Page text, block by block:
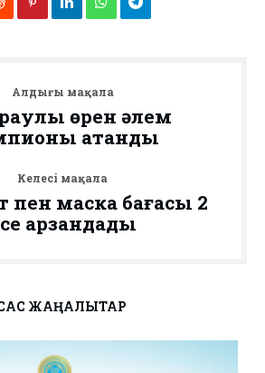
Алдыңғы мақала
өрен әлем
атанды
Келесі мақала
пен маска бағасы 2
арзандады
ЖАҢАЛЫҚТАР